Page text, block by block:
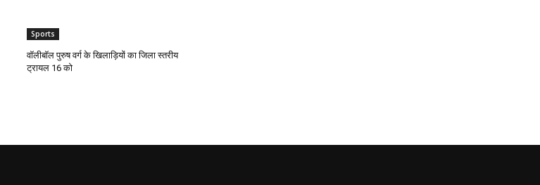
Sports
वॉलीबॉल पुरुष वर्ग के खिलाड़ियों का जिला स्तरीय
ट्रायल 16 को